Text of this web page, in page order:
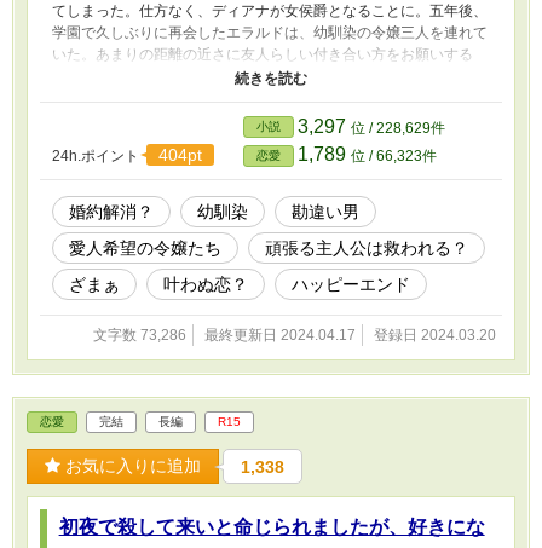
てしまった。仕方なく、ディアナが女侯爵となることに。五年後、
学園で久しぶりに再会したエラルドは、幼馴染の令嬢三人を連れて
いた。あまりの距離の近さに友人らしい付き合い方をお願いする
が、一向に直す気配はない。卒業する学年になって、いい加減にし
てほしいと注意したディアナに、エラルドは令嬢三人を連れて婿入
24h.ポイント 404pt
小説 3,297 位 / 228,629件
恋愛 1,789 位 / 66,323件
婚約解消？ 幼馴染
勘違い男
愛人希望の令嬢たち
頑張る主人公は救われる？
ざまぁ
叶わぬ恋？ ハッピーエンド
文字数 73,286 最終更新日 2024.04.17 登録日 2024.03.20
恋愛 完結 長編 R15
お気に入りに追加 1,338
初夜で殺して来いと命じられましたが、好きにな